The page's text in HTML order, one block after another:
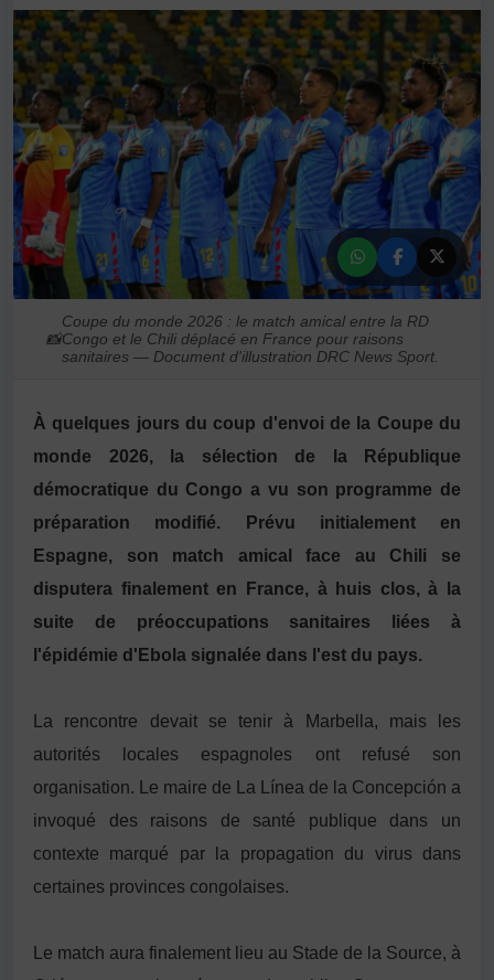
📸
Coupe du monde 2026 : le match amical entre la RD
Congo et le Chili déplacé en France pour raisons
sanitaires — Document d'illustration DRC News Sport.
À quelques jours du coup d'envoi de la Coupe du
monde 2026, la sélection de la
République
démocratique du Congo a vu son programme de
préparation modifié. Prévu initialement en
Espagne, son match amical face au Chili se
disputera finalement en France, à huis clos, à la
suite de préoccupations sanitaires liées à
l'épidémie d'Ebola signalée dans l'est du pays.
La rencontre devait se tenir à Marbella, mais les
autorités locales espagnoles ont refusé son
organisation. Le maire de
La Línea de la Concepción a
invoqué des raisons de santé publique dans un
contexte marqué par la propagation du virus dans
certaines provinces congolaises.
Le match aura finalement lieu au Stade de la Source, à